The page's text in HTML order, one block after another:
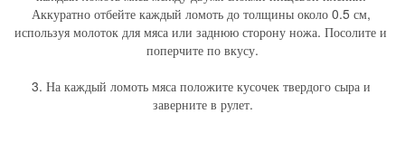
Аккуратно отбейте каждый ломоть до толщины около 0.5 см,
используя молоток для мяса или заднюю сторону ножа. Посолите и
поперчите по вкусу.
3. На каждый ломоть мяса положите кусочек твердого сыра и
заверните в рулет.